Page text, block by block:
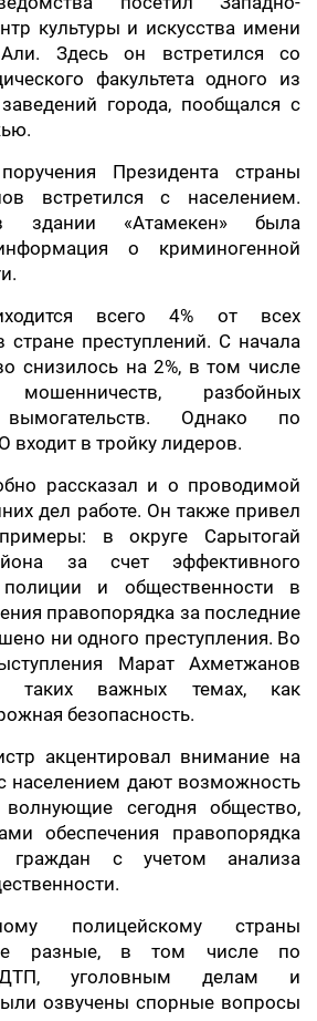
культуры и искусства имени
Здесь он встретился со
факультета одного из
города, пообщался с
Президента страны
встретился с населением.
здании «Атамекен»была
о криминогенной
всего 4% от всех
стране преступлений. С начала
снизилось на 2%, в том числе
мошенничеств, разбойных
Однако по
входит в тройку лидеров.
рассказал и о проводимой
дел работе. Он также привел
в округе Сарытогай
за счет эффективного
полиции и общественности в
правопорядка за последние
ни одного преступления. Во
Марат Ахметжанов
таких важных темах, как
безопасность.
акцентировал внимание на
населением дают возможность
сегодня общество,
обеспечения правопорядка
граждан с учетом анализа
полицейскому страны
разные, в том числе по
ДТП, уголовным делам и
озвучены спорные вопросы